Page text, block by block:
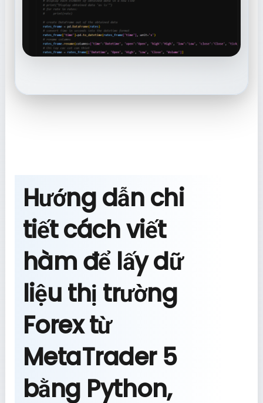
Hướng dẫn chi
tiết cách viết
hàm để lấy dữ
liệu thị trường
Forex từ
MetaTrader 5
bằng Python,